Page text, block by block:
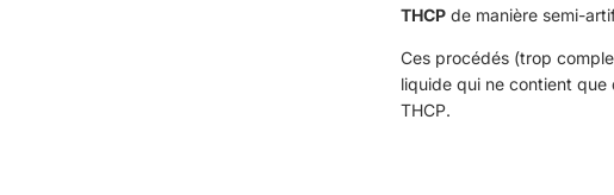
THCP de manière semi-
Ces procédés (trop
liquide qui ne contient que
THCP.